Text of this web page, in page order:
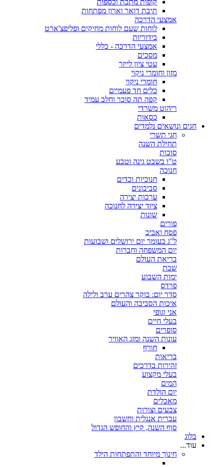
קופות מתכת וכספות
תיבת דואר וארון מפתחות
אמצעי הדרכה
לוחות שעם לוחות מחיקים ופליפצ'ארט
בידוריות
אמצעי הדרכה - כללי
מסכים
עטי ציון לייזר
מזון וחומרי ניקוי
חומרי ניקוי
כלים חד פעמיים
קפה תה סוכר וחלב עמיד
ריהוט משרדי
כסאות
חגים ונושאים נלמדים
חגי תשרי
תחילת השנה
סוכות
ט"ו בשבט גינה וטבע
חנוכה
חנוכיות וכדים
סביבונים
ערכות יצירה
ציוד יצירה לחנוכה
שונות
פורים
פסח ואביב
ל"ג בעומר יום ירושלים ושבועות
יום המשפחה וחברות
בריאת העולם
שבת
ימות השבוע
פרדס
סדר יום: בוקר צהרים ערב ולילה
איכות הסביבה והעולם
אני וגופי
בעלי חיים
סופרים
עונות השנה ומזג האוויר
חורף
בריאות
זהירות בדרכים
בעלי מקצוע
המים
יום הולדת
מאכלים
צבעים וצורות
עברית אנגלית וחשבון
סוף השנה, קיץ והחופש הגדול
בלוג
עוד...
חינוך מיוחד והתפתחות הילד